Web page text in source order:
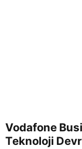
Vodafone
Teknoloji